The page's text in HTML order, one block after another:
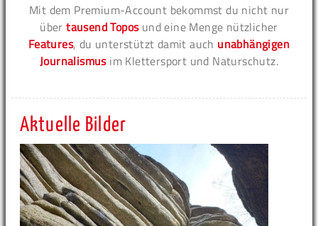
Mit dem Premium-Account bekommst du nicht nur
übertausend Toposund eine Menge nützlicher
Features, du unterstützt damit auch unabhängigen
Journalismusim Klettersport und Naturschutz.
Aktuelle Bilder